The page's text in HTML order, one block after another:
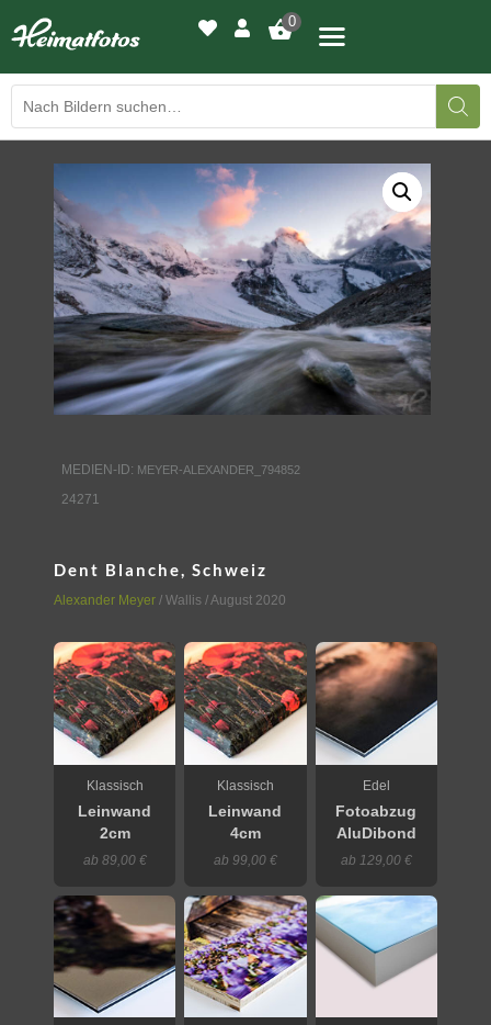
0
BILDERGALERIE
DRUCKQUALITÄTEN
LED-LEUCHTBILDER
WIR DRUCKEN IHR BILD
AUSSTELLUNGEN
KONTAKT
MEDIEN-ID: MEYER-ALEXANDER_794852
24271
Dent Blanche, Schweiz
Alexander Meyer / Wallis / August 2020
Klassisch
Leinwand
2cm
ab 89,00 €
Klassisch
Leinwand
4cm
ab 99,00 €
Edel
Fotoabzug
AluDibond
ab 129,00 €